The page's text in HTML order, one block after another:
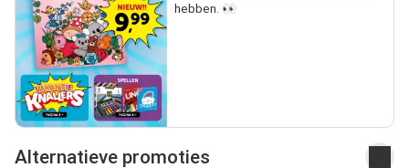
hebben. 👀
Alternatieve promoties